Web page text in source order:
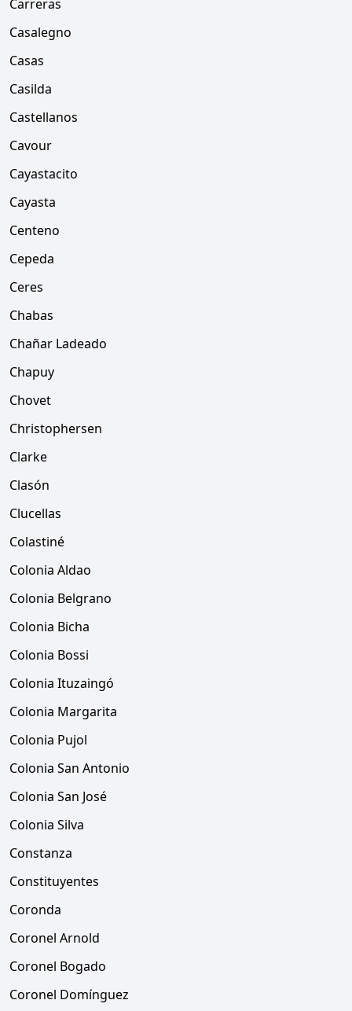
Carreras
Casalegno
Casas
Casilda
Castellanos
Cavour
Cayastacito
Cayasta
Centeno
Cepeda
Ceres
Chabas
Chañar Ladeado
Chapuy
Chovet
Christophersen
Clarke
Clasón
Clucellas
Colastiné
Colonia Aldao
Colonia Belgrano
Colonia Bicha
Colonia Bossi
Colonia Ituzaingó
Colonia Margarita
Colonia Pujol
Colonia San Antonio
Colonia San José
Colonia Silva
Constanza
Constituyentes
Coronda
Coronel Arnold
Coronel Bogado
Coronel Domínguez